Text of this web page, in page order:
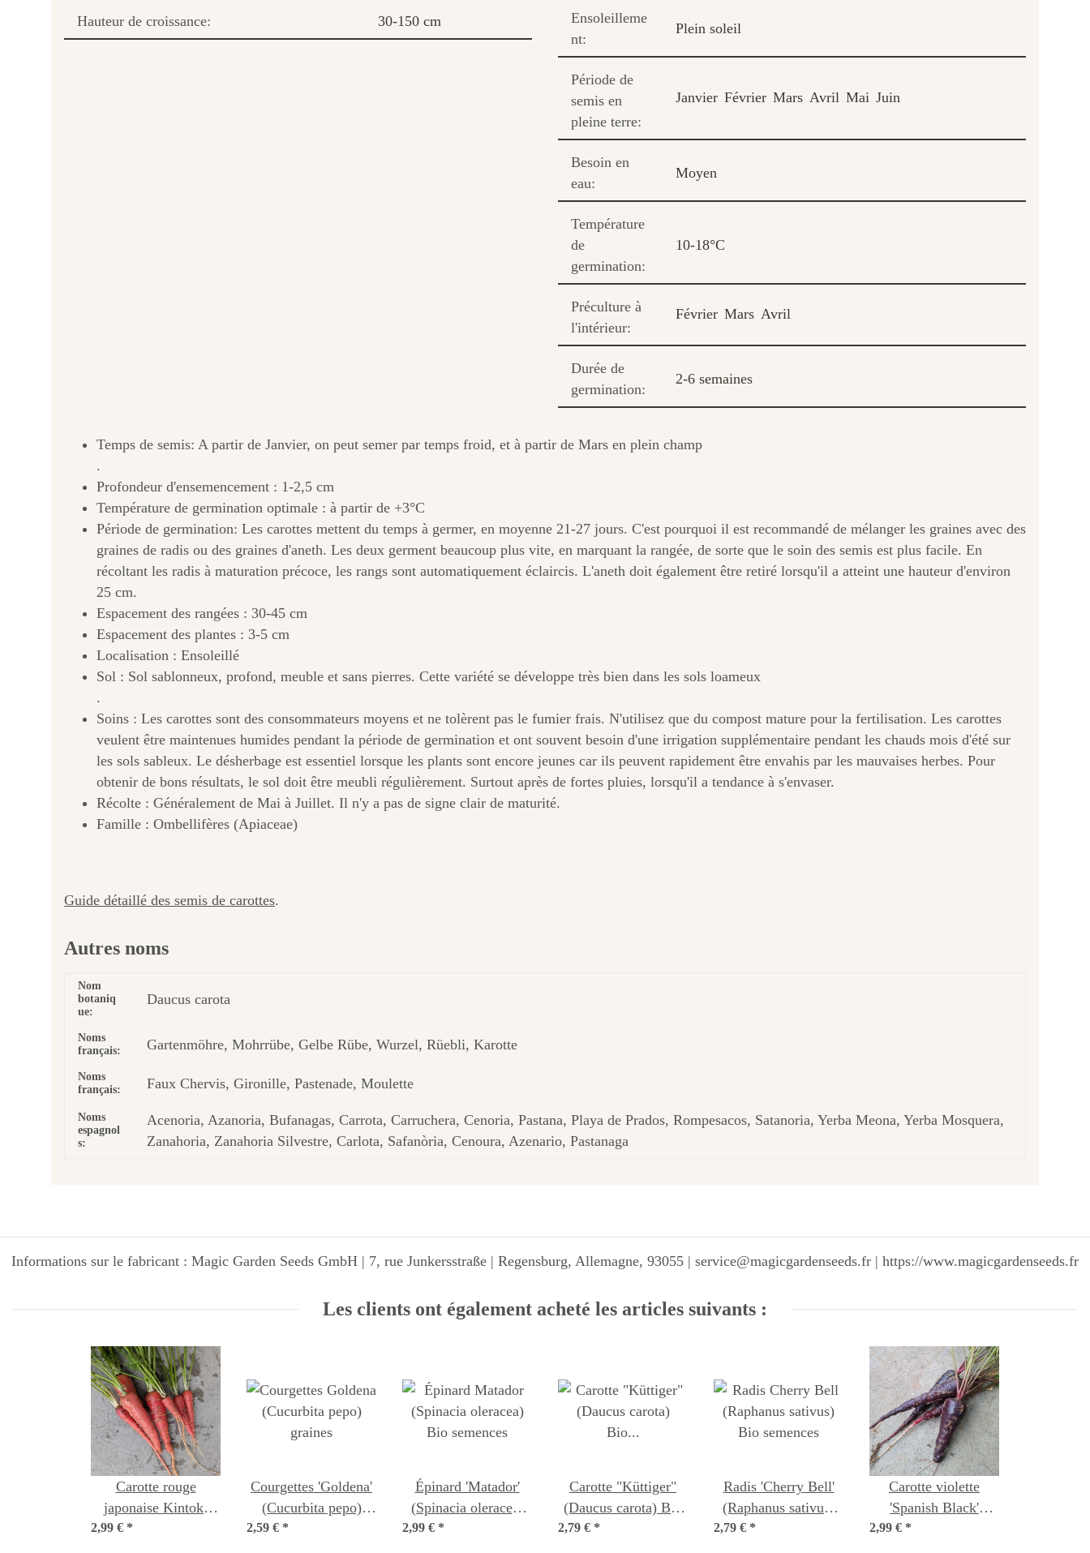
Hauteur de croissance: 30-150 cm
Ensoleilleme
nt:
Plein soleil
Période de
semis en
pleine terre:
Janvier Février Mars Avril Mai Juin
Besoin en
eau:
Moyen
Température
de
germination:
10-18°C
Préculture à
l'intérieur:
Février Mars Avril
Durée de
germination:
2-6 semaines
Temps de semis: A partir de Janvier, on peut semer par temps froid, et à partir de Mars en plein champ
.
Profondeur d'ensemencement : 1-2,5 cm
Température de germination optimale : à partir de +3°C
Période de germination: Les carottes mettent du temps à germer, en moyenne 21-27 jours. C'est pourquoi il est recommandé de mélanger les graines avec des
graines de radis ou des graines d'aneth. Les deux germent beaucoup plus vite, en marquant la rangée, de sorte que le soin des semis est plus facile. En
récoltant les radis à maturation précoce, les rangs sont automatiquement éclaircis. L'aneth doit également être retiré lorsqu'il a atteint une hauteur d'environ
25 cm.
Espacement des rangées : 30-45 cm
Espacement des plantes : 3-5 cm
Localisation : Ensoleillé
Sol : Sol sablonneux, profond, meuble et sans pierres. Cette variété se développe très bien dans les sols loameux
.
Soins : Les carottes sont des consommateurs moyens et ne tolèrent pas le fumier frais. N'utilisez que du compost mature pour la fertilisation. Les carottes
veulent être maintenues humides pendant la période de germination et ont souvent besoin d'une irrigation supplémentaire pendant les chauds mois d'été sur
les sols sableux. Le désherbage est essentiel lorsque les plants sont encore jeunes car ils peuvent rapidement être envahis par les mauvaises herbes. Pour
obtenir de bons résultats, le sol doit être meubli régulièrement. Surtout après de fortes pluies, lorsqu'il a tendance à s'envaser.
Récolte : Généralement de Mai à Juillet. Il n'y a pas de signe clair de maturité.
Famille : Ombellifères (Apiaceae)
Guide détaillé des semis de carottes.
Autres noms
Nom
botaniq
ue:
Daucus carota
Noms
français:
Gartenmöhre, Mohrrübe, Gelbe Rübe, Wurzel, Rüebli, Karotte
Noms
français:
Faux Chervis, Gironille, Pastenade, Moulette
Noms
espagnol
s:
Acenoria, Azanoria, Bufanagas, Carrota, Carruchera, Cenoria, Pastana, Playa de Prados, Rompesacos, Satanoria, Yerba Meona, Yerba Mosquera,
Zanahoria, Zanahoria Silvestre, Carlota, Safanòria, Cenoura, Azenario, Pastanaga
Informations sur le fabricant : Magic Garden Seeds GmbH | 7, rue Junkersstraße | Regensburg, Allemagne, 93055 | service@magicgardenseeds.fr | https://www.magicgardenseeds.fr
Les clients ont également acheté les articles suivants :
Carotte rouge
japonaise Kintoki
(Daucus carota)
2,99 € *
Courgettes 'Goldena'
(Cucurbita pepo)
2,59 € *
Épinard 'Matador'
(Spinacia oleracea)
Bio semences
2,99 € *
Carotte "Küttiger"
(Daucus carota) Bio
semences
2,79 € *
Radis 'Cherry Bell'
(Raphanus sativus)
Bio semences
2,79 € *
Carotte violette
'Spanish Black'
(Daucus carota)
2,99 € *